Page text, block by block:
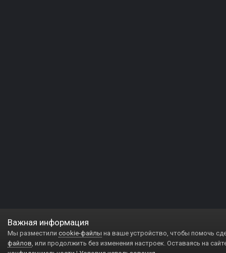
Важная информация
Мы разместили cookie-файлы на ваше устройство, чтобы помочь
файлов, или продолжить без изменения настроек. Оставаясь на